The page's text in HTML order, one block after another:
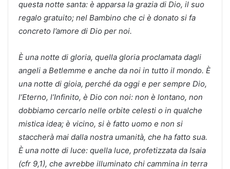
questa notte santa: è apparsa la grazia di Dio, il suo
regalo gratuito; nel Bambino che ci è donato si fa
concreto l’amore di Dio per noi.
È una notte di gloria, quella gloria proclamata dagli
angeli a Betlemme e anche da noi in tutto il mondo. È
una notte di gioia, perché da oggi e per sempre Dio,
l’Eterno, l’Infinito, è Dio con noi: non è lontano, non
dobbiamo cercarlo nelle orbite celesti o in qualche
mistica idea; è vicino, si è fatto uomo e non si
staccherà mai dalla nostra umanità, che ha fatto sua.
È una notte di luce: quella luce, profetizzata da Isaia
(cfr 9,1), che avrebbe illuminato chi cammina in terra